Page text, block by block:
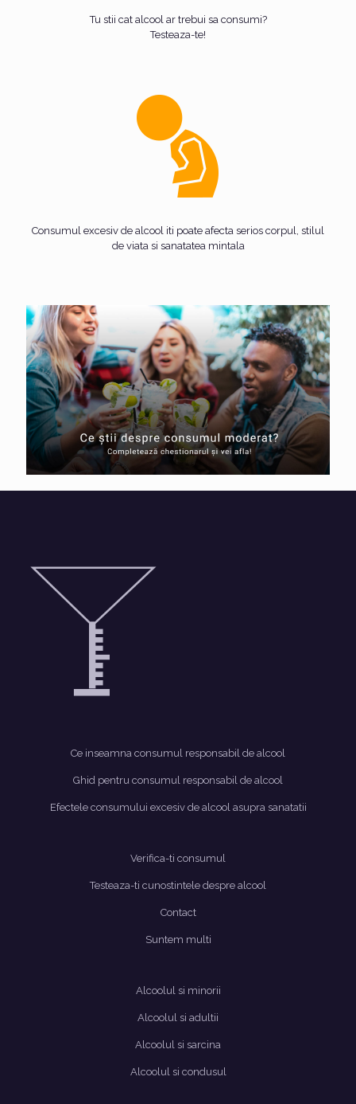
Tu stii cat alcool ar trebui sa consumi?
Testeaza-te!
Consumul excesiv de alcool iti poate afecta serios corpul, stilul
de viata si sanatatea mintala
Ce inseamna consumul responsabil de alcool
Ghid pentru consumul responsabil de alcool
Efectele consumului excesiv de alcool asupra sanatatii
Verifica-ti consumul
Testeaza-ti cunostintele despre alcool
Contact
Suntem multi
Alcoolul si minorii
Alcoolul si adultii
Alcoolul si sarcina
Alcoolul si condusul